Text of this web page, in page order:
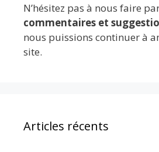
N’hésitez pas à nous faire
commentaires et
nous puissions continuer à
site.
Articles récents